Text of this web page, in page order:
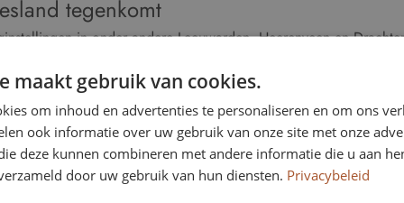
tegenkomt
in onder andere Leeuwarden, Heerenveen en
– actief in onder meer Heerenveen, Drachten en
stichtingen en culturele instellingen in Leeuwarden en Sneek.
– binnen een RvT of RvC in de publieke of semipublieke
bestuurlijke professionals , maar ook voor
maakt gebruik van cookies.
om inhoud en advertenties te personaliseren en om ons
ook informatie over uw gebruik van onze site met onze
deze kunnen combineren met andere informatie die u aan
door uw gebruik van hun diensten. Privacybeleid